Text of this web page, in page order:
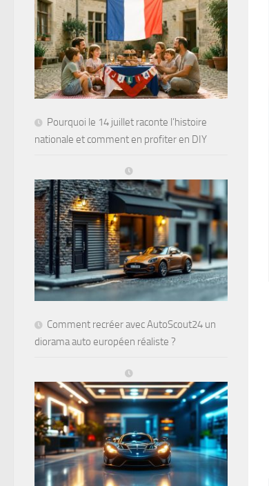
Pourquoi le 14 juillet raconte l’histoire
nationale et comment en profiter en DIY
Comment recréer avec AutoScout24 un
diorama auto européen réaliste ?